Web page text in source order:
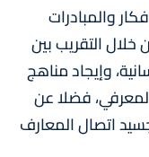
والمبادرات
خلال التقريب بين
وإيجاد مناهج
فضلا عن
اتصال المعارف